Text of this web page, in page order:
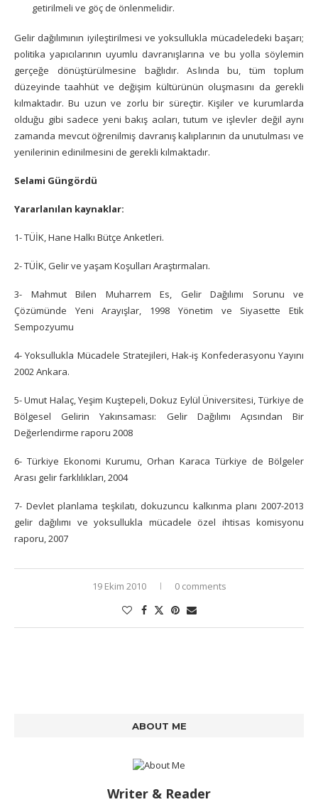
getirilmeli ve göç de önlenmelidir.
Gelir dağılımının iyileştirilmesi ve yoksullukla mücadeledeki başarı;
politika yapıcılarının uyumlu davranışlarına ve bu yolla söylemin
gerçeğe dönüştürülmesine bağlıdır. Aslında bu, tüm toplum
düzeyinde taahhüt ve değişim kültürünün oluşmasını da gerekli
kılmaktadır. Bu uzun ve zorlu bir süreçtir. Kişiler ve kurumlarda
olduğu gibi sadece yeni bakış acıları, tutum ve işlevler değil aynı
zamanda mevcut öğrenilmiş davranış kalıplarının da unutulması ve
yenilerinin edinilmesini de gerekli kılmaktadır.
Selami Güngördü
Yararlanılan kaynaklar:
1- TÜİK, Hane Halkı Bütçe Anketleri.
2- TÜİK, Gelir ve yaşam Koşulları Araştırmaları.
3- Mahmut Bilen Muharrem Es, Gelir Dağılımı Sorunu ve
Çözümünde Yeni Arayışlar, 1998 Yönetim ve Siyasette Etik
Sempozyumu
4- Yoksullukla Mücadele Stratejileri, Hak-iş Konfederasyonu Yayını
2002 Ankara.
5- Umut Halaç, Yeşim Kuştepeli, Dokuz Eylül Üniversitesi, Türkiye de
Bölgesel Gelirin Yakınsaması: Gelir Dağılımı Açısından Bir
Değerlendirme raporu 2008
6- Türkiye Ekonomi Kurumu, Orhan Karaca Türkiye de Bölgeler
Arası gelir farklılıkları, 2004
7- Devlet planlama teşkilatı, dokuzuncu kalkınma planı 2007-2013
gelir dağılımı ve yoksullukla mücadele özel ihtisas komisyonu
raporu, 2007
19 Ekim 2010 0 comments
ABOUT ME
Writer & Reader